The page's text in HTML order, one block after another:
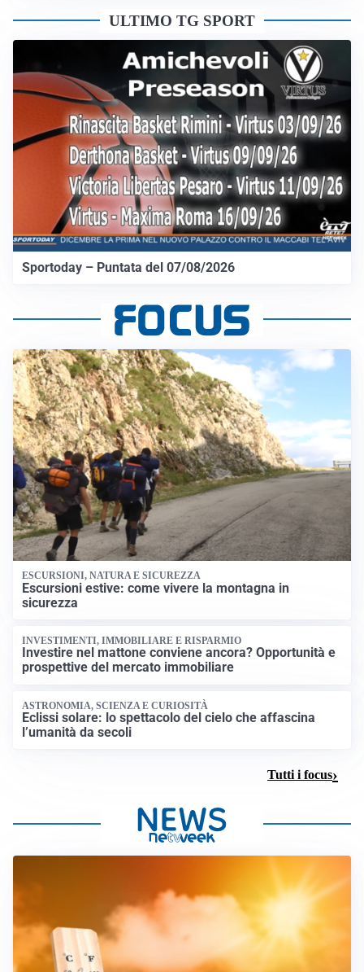
ULTIMO TG SPORT
Sportoday – Puntata del 07/08/2026
ESCURSIONI, NATURA E SICUREZZA
Escursioni estive: come vivere la montagna in
sicurezza
INVESTIMENTI, IMMOBILIARE E RISPARMIO
Investire nel mattone conviene ancora? Opportunità e
prospettive del mercato immobiliare
ASTRONOMIA, SCIENZA E CURIOSITÀ
Eclissi solare: lo spettacolo del cielo che affascina
l’umanità da secoli
Tutti i focus